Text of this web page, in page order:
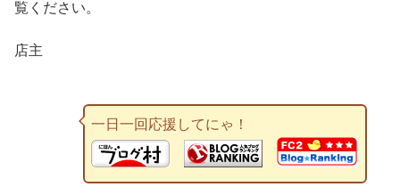
覧ください。
店主
一日一回応援してにゃ！